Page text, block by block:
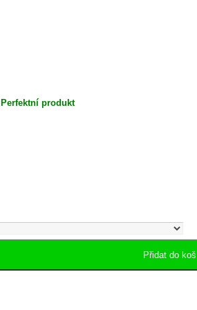
Perfektní produkt
Přidat do